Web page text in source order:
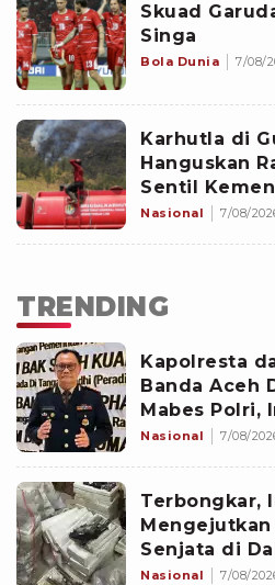
Skuad
Singa
Bola Dunia 7/08/
Karhutla di
Hanguskan
Sentil
Nunggu Api
Nasional 7/08/
TRENDING
Kapolresta
Banda Aceh
Mabes Polri,
Nasional 7/08/
Terbongkar,
Mengejutkan
Senjata di
Sejak 2020
Nasional 7/08/